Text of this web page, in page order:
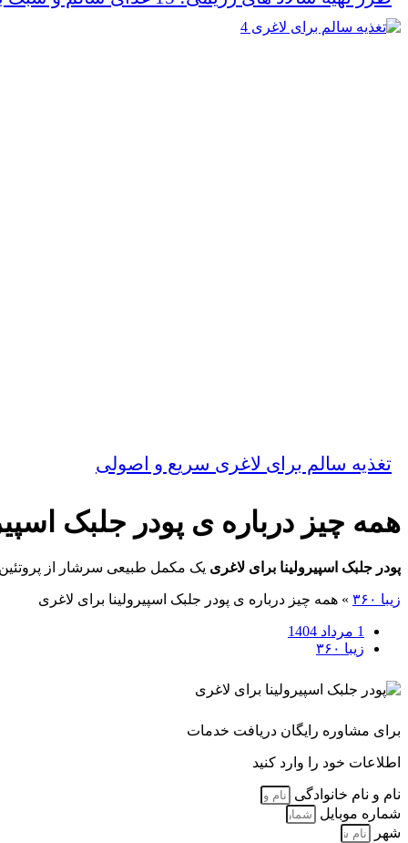
تغذیه سالم برای لاغری سریع و اصولی
همه چیز درباره ی پودر جلبک
پودر جلبک اسپیرولینا برای لاغری یک مکمل طبیعی سرشار از
زیبا ۳۶۰ » همه چیز درباره ی پودر جلبک اسپیرولینا برای لاغری
1 مرداد 1404
زیبا ۳۶۰
برای مشاوره رایگان دریافت خدمات
اطلاعات خود را وارد کنید
نام و نام خانوادگی
شماره موبایل
شهر